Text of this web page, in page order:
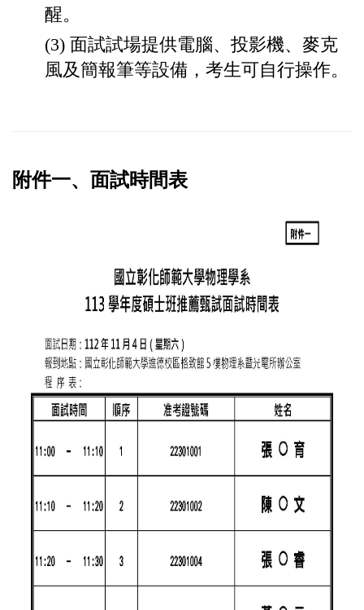
醒。
(3) 面試試場提供電腦、投影機、麥克
風及簡報筆等設備，考生可自行操作。
附件一、面試時間表